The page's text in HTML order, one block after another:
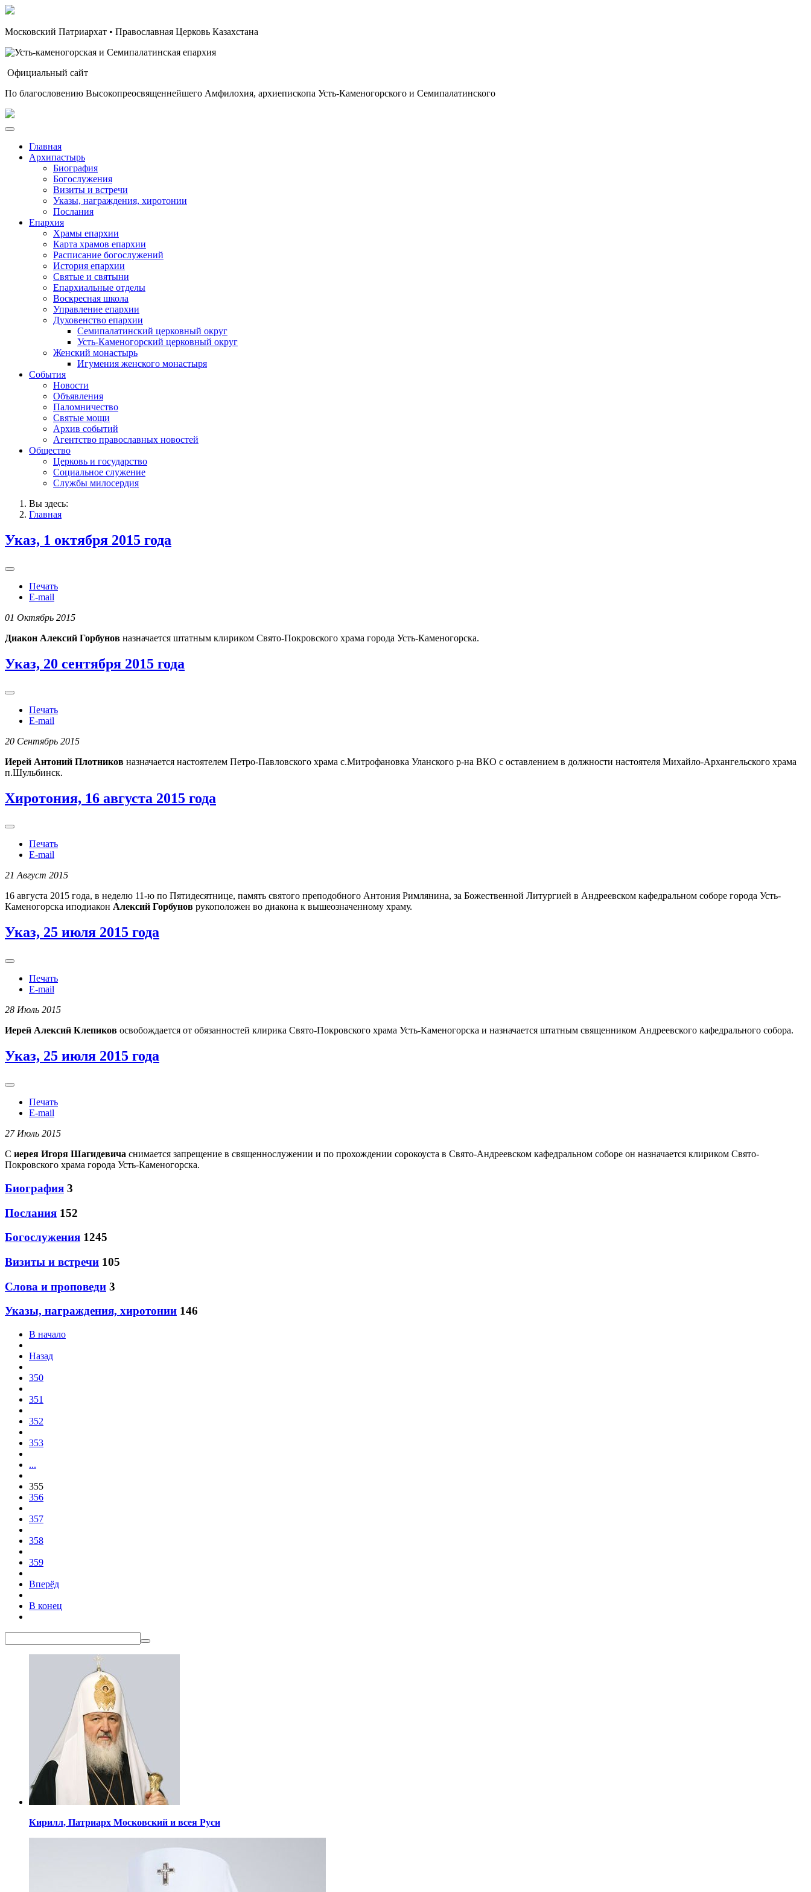
Московский Патриархат • Православная Церковь Казахстана
Официальный сайт
По благословению Высокопреосвященнейшего Амфилохия, архиепископа Усть-Каменогорского и Семипалатинского
Главная
Архипастырь
Биография
Богослужения
Визиты и встречи
Указы, награждения, хиротонии
Послания
Епархия
Храмы епархии
Карта храмов епархии
Расписание богослужений
История епархии
Святые и святыни
Епархиальные отделы
Воскресная школа
Управление епархии
Духовенство епархии
Семипалатинский церковный округ
Усть-Каменогорский церковный округ
Женский монастырь
Игумения женского монастыря
События
Новости
Объявления
Паломничество
Святые мощи
Архив событий
Агентство православных новостей
Общество
Церковь и государство
Социальное служение
Службы милосердия
Вы здесь:
Главная
Указ, 1 октября 2015 года
Печать
E-mail
01 Октябрь 2015
Диакон Алексий Горбунов назначается штатным клириком Свято-Покровского храма города Усть-Каменогорска.
Указ, 20 сентября 2015 года
Печать
E-mail
20 Сентябрь 2015
Иерей Антоний Плотников назначается настоятелем Петро-Павловского храма с.Митрофановка Уланского р-на ВКО с оставлением в должности настоятеля Михайло-Архангельского храма
п.Шульбинск.
Хиротония, 16 августа 2015 года
Печать
E-mail
21 Август 2015
16 августа 2015 года, в неделю 11-ю по Пятидесятнице, память святого преподобного Антония Римлянина, за Божественной Литургией в Андреевском кафедральном соборе города Усть-
Каменогорска иподиакон Алексий Горбунов рукоположен во диакона к вышеозначенному храму.
Указ, 25 июля 2015 года
Печать
E-mail
28 Июль 2015
Иерей Алексий Клепиков освобождается от обязанностей клирика Свято-Покровского храма Усть-Каменогорска и назначается штатным священником Андреевского кафедрального собора.
Указ, 25 июля 2015 года
Печать
E-mail
27 Июль 2015
С иерея Игоря Шагидевича снимается запрещение в священнослужении и по прохождении сорокоуста в Свято-Андреевском кафедральном соборе он назначается клириком Свято-
Покровского храма города Усть-Каменогорска.
Биография 3
Послания 152
Богослужения 1245
Визиты и встречи 105
Слова и проповеди 3
Указы, награждения, хиротонии 146
В начало
Назад
350
351
352
353
...
355
356
357
358
359
Вперёд
В конец
Кирилл, Патриарх Московский и всея Руси